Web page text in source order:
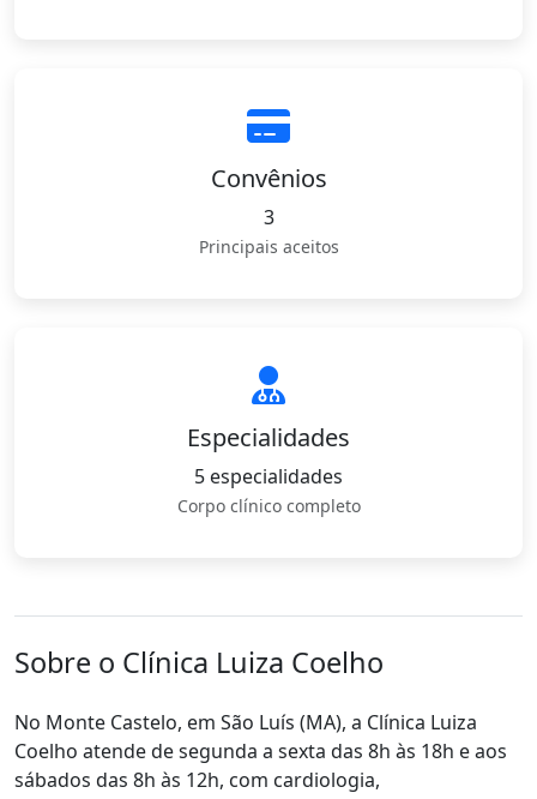
Convênios
3
Principais aceitos
Especialidades
5 especialidades
Corpo clínico completo
Sobre o Clínica Luiza Coelho
No Monte Castelo, em São Luís (MA), a Clínica Luiza
Coelho atende de segunda a sexta das 8h às 18h e aos
sábados das 8h às 12h, com cardiologia,